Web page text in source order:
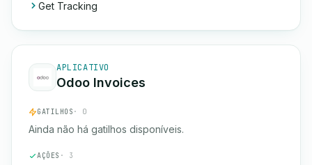
Get Tracking
APLICATIVO
Odoo Invoices
GATILHOS · 0
Ainda não há gatilhos disponíveis.
AÇÕES · 3